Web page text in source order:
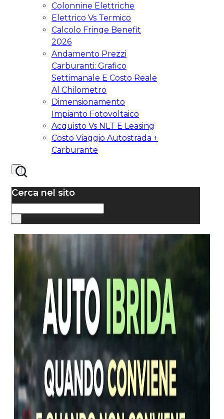
Colonnine Elettriche
Elettrico Vs Termico
Calcolo Fringe Benefit
2026
Andamento Prezzi
Carburanti: Grafico
Settimanale E Costo Reale
Al Chilometro
Dimensionamento
Impianto Fotovoltaico
Acquisto Vs NLT E Leasing
Costo Viaggio Autostrada +
Carburante
Cerca nel sito